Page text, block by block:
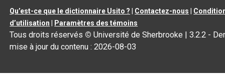
Qu’est-ce que le dictionnaire Usito ? Contactez-nous
d’utilisation
Paramètres des témoins
Tous droits réservés © Université de Sherbrooke |3.2.2 -
mise à jour du contenu :2026-08-03